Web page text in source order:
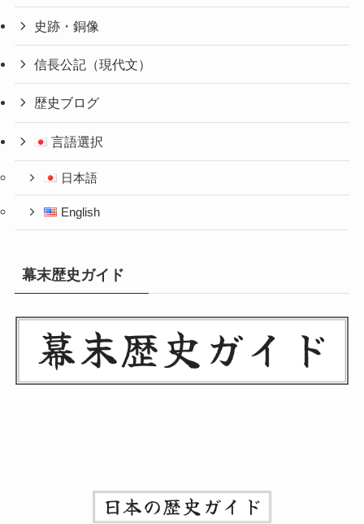
史跡・銅像
信長公記（現代文）
歴史ブログ
言語選択
日本語
English
幕末歴史ガイド